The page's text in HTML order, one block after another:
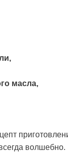
масла,
волшебно.